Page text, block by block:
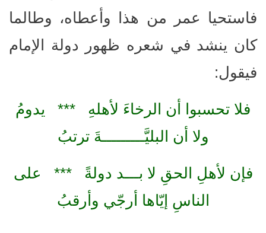
فاستحيا عمر من هذا وأعطاه، وطالما
كان ينشد في شعره ظهور دولة الإمام
فيقول:
فلا تحسبوا أن الرخاءَ لأهلهِ *** يدومُ
ولا أن البليَّـــــــــةَ ترتبُ
فإن لأهلِ الحقِ لا بـــد دولةً *** على
الناسِ إيّاها أرجّي وأرقبُ